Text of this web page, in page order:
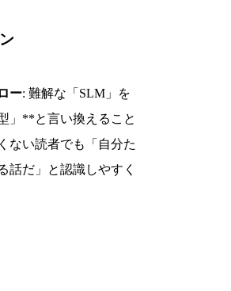
ー: 難解な「SLM」を
」**と言い換えること
ない読者でも「自分た
話だ」と認識しやすく